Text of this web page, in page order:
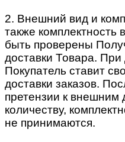
2. Внешний вид и
также комплектность
быть проверены
доставки Товара. При
Покупатель ставит
доставки заказов.
претензии к внешним
количеству,
не принимаются.